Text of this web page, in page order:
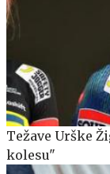
Težave Urške
kolesu"